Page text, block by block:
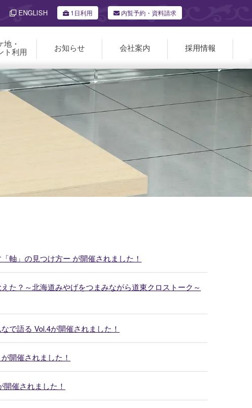
ENGLISH 1日利用 内覧予約・資料請求
地・
ト利用 お知らせ 会社案内 採用情報
軸」の見つけ方ー が開催されました！
た？～北海道みやげをつまみながら道東クロストーク～
で語る Vol.4が開催されました！
開催されました！
催されました！